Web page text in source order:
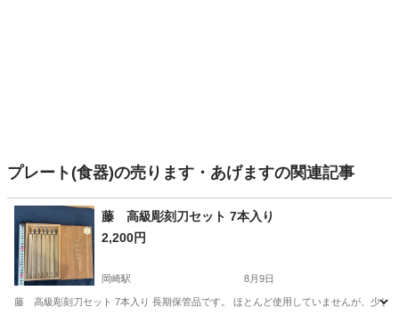
プレート(食器)の売ります・あげますの関連記事
藤 高級彫刻刀セット 7本入り
2,200円
岡崎駅 8月9日
藤 高級彫刻刀セット 7本入り 長期保管品です。 ほとんど使用していませんが、少し